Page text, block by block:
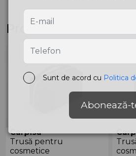
Produse
Carpisa
Trusă pentru
cosmetice
Sunt de acord cu Politica
Abonează-